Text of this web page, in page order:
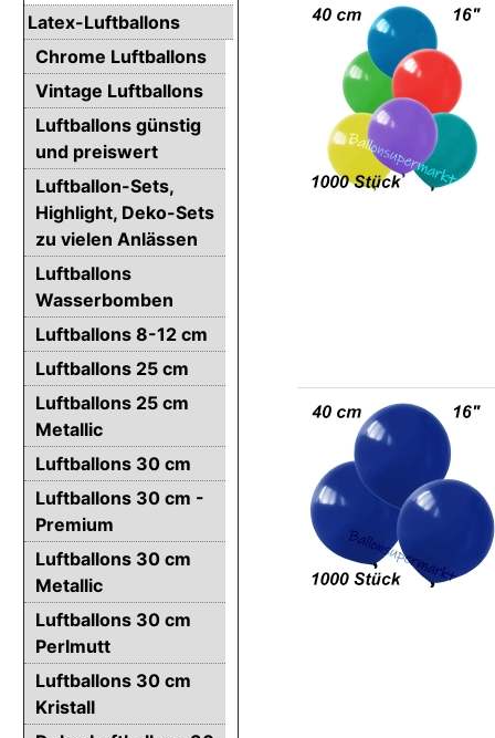
Latex-Luftballons
Chrome Luftballons
Vintage Luftballons
Luftballons günstig
und preiswert
Luftballon-Sets,
Highlight, Deko-Sets
zu vielen Anlässen
Luftballons
Wasserbomben
Luftballons 8-12 cm
Luftballons 25 cm
Luftballons 25 cm
Metallic
Luftballons 30 cm
Luftballons 30 cm -
Premium
Luftballons 30 cm
Metallic
Luftballons 30 cm
Perlmutt
Luftballons 30 cm
Kristall